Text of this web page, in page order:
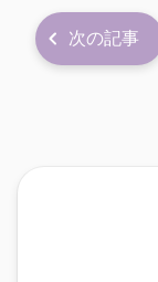
次の記事